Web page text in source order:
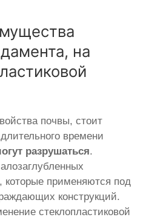
на
почвы, стоит
времени
разрушаться.
применяются под
конструкций.
стеклопластиковой